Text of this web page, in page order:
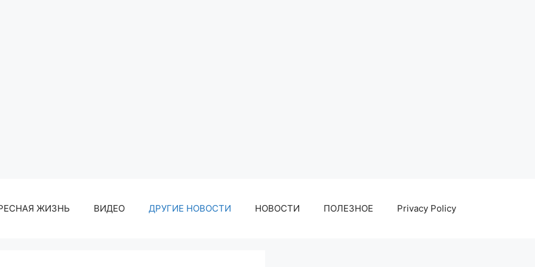
ЖИЗНЬ ВИДЕО ДРУГИЕ НОВОСТИ НОВОСТИ ПОЛЕЗНОЕ Privacy Policy